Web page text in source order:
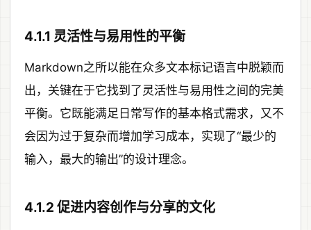
4.1.1 灵活性与易用性的平衡
Markdown之所以能在众多文本标记语言中脱颖而
出，关键在于它找到了灵活性与易用性之间的完美
平衡。它既能满足日常写作的基本格式需求，又不
会因为过于复杂而增加学习成本，实现了“最少的
输入，最大的输出”的设计理念。
4.1.2 促进内容创作与分享的文化